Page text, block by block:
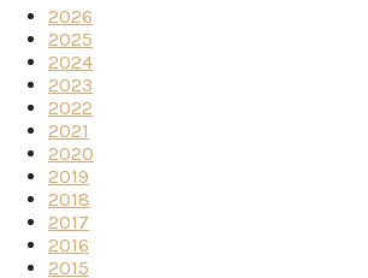
2026
2025
2024
2023
2022
2021
2020
2019
2018
2017
2016
2015